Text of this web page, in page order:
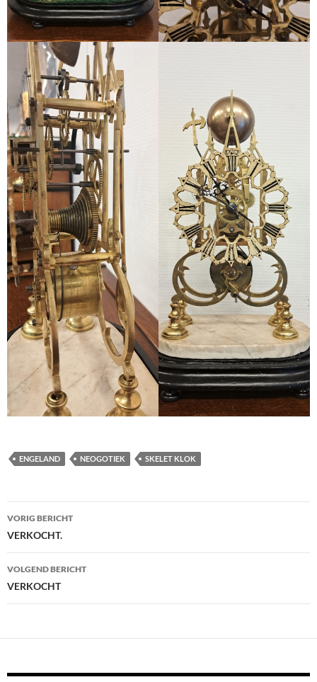
ENGELAND NEOGOTIEK SKELET KLOK
Berichtnavigatie
VORIG BERICHT
VERKOCHT.
VOLGEND BERICHT
VERKOCHT